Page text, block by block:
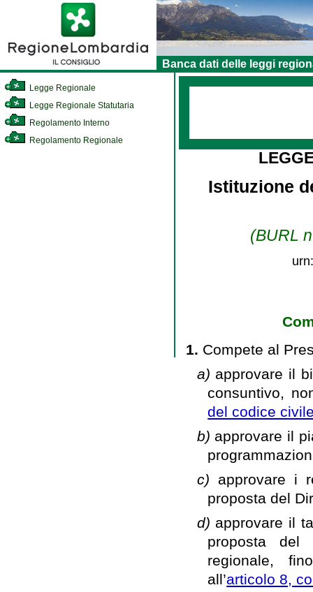
Banca dati delle leggi
Legge Regionale
Legge Regionale Statutaria
Regolamento Interno
Regolamento Regionale
Istituzione
(BURL
1. Compete al
a) approvare il
consuntivo,
del codice
b) approvare il
c) approvare i
proposta del
d) approvare il
proposta del
regionale,
all’articolo 8,